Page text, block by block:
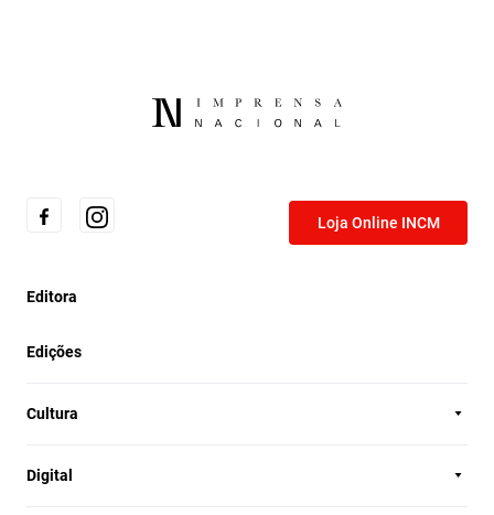
Loja Online INCM
Editora
Edições
Cultura
Digital